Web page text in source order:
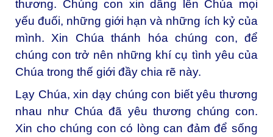
thương. Chúng con xin dâng lên Chúa mọi
yếu đuối, những giới hạn và những ích kỷ của
mình. Xin Chúa thánh hóa chúng con, để
chúng con trở nên những khí cụ tình yêu của
Chúa trong thế giới đầy chia rẽ này.
Lạy Chúa, xin dạy chúng con biết yêu thương
nhau như Chúa đã yêu thương chúng con.
Xin cho chúng con có lòng can đảm để sống